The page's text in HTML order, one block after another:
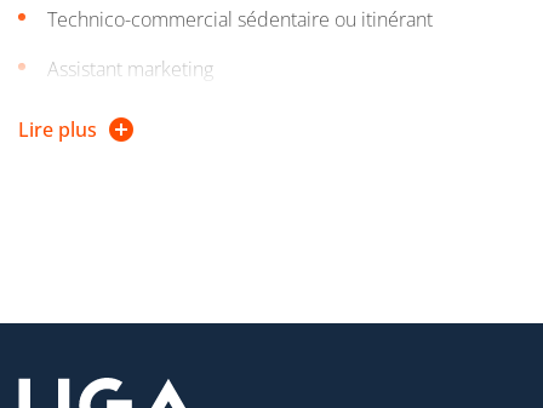
Technico-commercial sédentaire ou itinérant
Assistant marketing
Assistant chef de produit
Responsable de la promotion des ventes
Chef de produit
Lire plus